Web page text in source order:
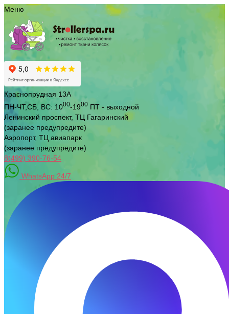
Меню
Краснопрудная 13А
ПН-ЧТ,СБ, ВС: 1000-1900 ПТ - выходной
Ленинский проспект, ТЦ Гагаринский
(заранее предупредите)
Аэропорт, ТЦ авиапарк
(заранее предупредите)
8(499) 390-76-54
WhatsApp 24/7